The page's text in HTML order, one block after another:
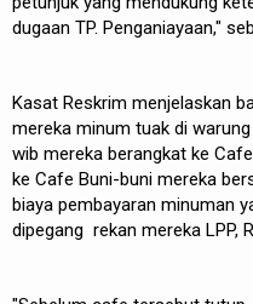
dugaan TP. Penganiayaan,"
Kasat Reskrim menjelaskan
mereka minum tuak di
wib mereka berangkat ke
ke Cafe Buni-buni mereka
biaya pembayaran minuman
dipegang rekan mereka LPP,